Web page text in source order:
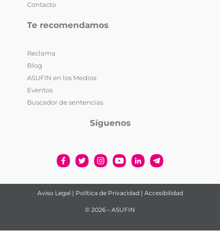
Contacto
Te recomendamos
Reclama
Blog
ASUFIN en los Medios
Eventos
Buscador de sentencias
Síguenos
Aviso Legal | Política de Privacidad | Accesibilidad
© 2026 – ASUFIN